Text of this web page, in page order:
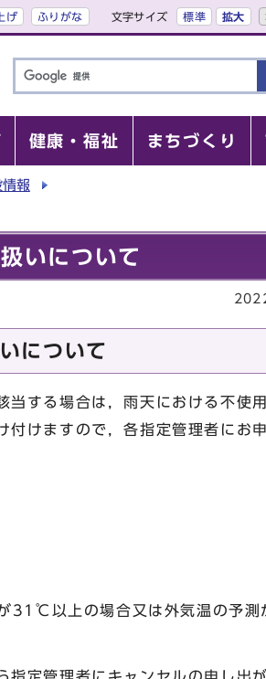
げ ふりがな 文字サイズ 標準 拡大
健康・福祉 まちづくり
報
いについて
について
する場合は，雨天における不使
けますので，各指定管理者にお
31℃以上の場合又は外気温の予